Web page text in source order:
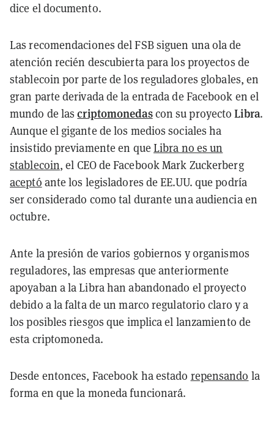
dice el documento.
Las recomendaciones del FSB siguen una ola de
atención recién descubierta para los proyectos de
stablecoin por parte de los reguladores globales, en
gran parte derivada de la entrada de Facebook en el
mundo de lascriptomonedascon su proyectoLibra.
Aunque el gigante de los medios sociales ha
insistido previamente en que Libra no es un
stablecoin, el CEO de Facebook Mark Zuckerberg
aceptó ante los legisladores de EE.UU. que podría
ser considerado como tal durante una audiencia en
octubre.
Ante la presión de varios gobiernos y organismos
reguladores, las empresas que anteriormente
apoyaban a la Libra han abandonado el proyecto
debido a la falta de un marco regulatorio claro y a
los posibles riesgos que implica el lanzamiento de
esta criptomoneda.
Desde entonces, Facebook ha estado repensando la
forma en que la moneda funcionará.